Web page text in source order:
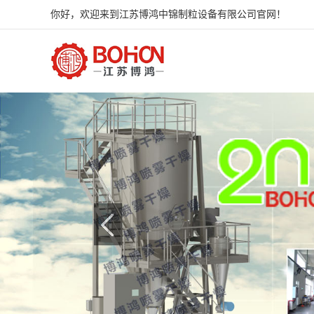
你好，欢迎来到江苏博鸿中锦制粒设备有限公司官网！